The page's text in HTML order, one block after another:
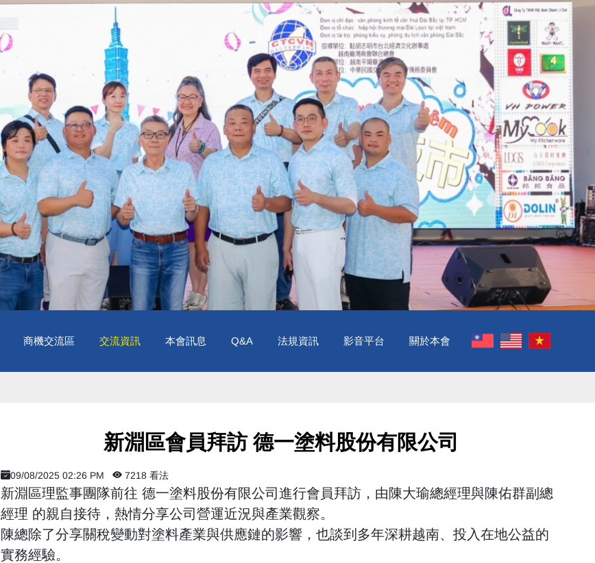
商機交流區 交流資訊 本會訊息 Q&A 法規資訊 影音平台 關於本會
​ 新淵區會員拜訪 德一塗料股份有限公司
09/08/2025 02:26 PM 7218 看法
新淵區理監事團隊前往 德一塗料股份有限公司進行會員拜訪，由陳大瑜總經理與陳佑群副總
經理 的親自接待，熱情分享公司營運近況與產業觀察。
陳總除了分享關稅變動對塗料產業與供應鏈的影響，也談到多年深耕越南、投入在地公益的
實務經驗。